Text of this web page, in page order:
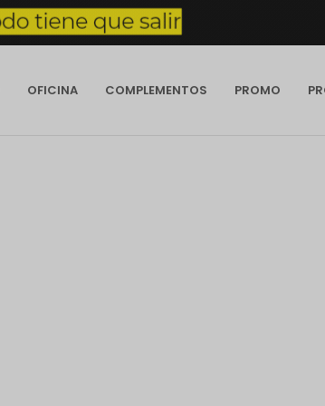
OFICINA COMPLEMENTOS PROMO